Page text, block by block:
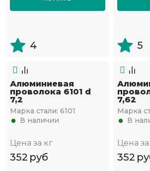
4 5
Алюминиевая
проволока 6101 d
7,2
Марка стали: 6101
В наличии
Цена за кг
352 руб
7,62
Марка
В
Цена
352